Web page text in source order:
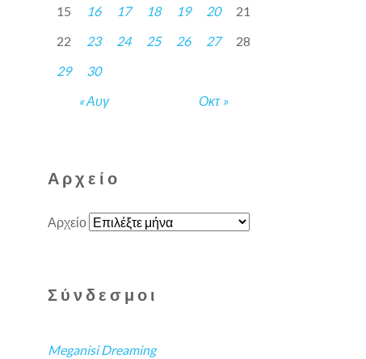
« Αυγ Οκτ »
15
16 17 18 19 20
21
22
23 24 25 26 27
28
29
30
Αρχείο
Αρχείο
Σύνδεσμοι
Meganisi Dreaming